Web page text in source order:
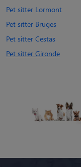
Pet sitter Lormont
Pet sitter Bruges
Pet sitter Cestas
Pet sitter Gironde